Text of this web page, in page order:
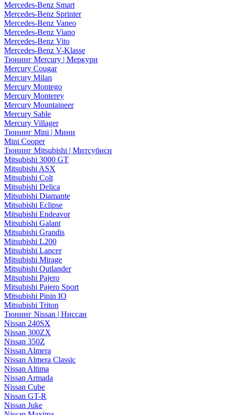
Mercedes-Benz Smart
Mercedes-Benz Sprinter
Mercedes-Benz Vaneo
Mercedes-Benz Viano
Mercedes-Benz Vito
Mercedes-Benz V-Klasse
Тюнинг Mercury | Меркури
Mercury Cougar
Mercury Milan
Mercury Montego
Mercury Monterey
Mercury Mountaineer
Mercury Sable
Mercury Villager
Тюнинг Mini | Мини
Mini Cooper
Тюнинг Mitsubishi | Митсубиси
Mitsubishi 3000 GT
Mitsubishi ASX
Mitsubishi Colt
Mitsubishi Delica
Mitsubishi Diamante
Mitsubishi Eclipse
Mitsubishi Endeavor
Mitsubishi Galant
Mitsubishi Grandis
Mitsubishi L200
Mitsubishi Lancer
Mitsubishi Mirage
Mitsubishi Outlander
Mitsubishi Pajero
Mitsubishi Pajero Sport
Mitsubishi Pinin IO
Mitsubishi Triton
Тюнинг Nissan | Ниссан
Nissan 240SX
Nissan 300ZX
Nissan 350Z
Nissan Almera
Nissan Almera Classic
Nissan Altima
Nissan Armada
Nissan Cube
Nissan GT-R
Nissan Juke